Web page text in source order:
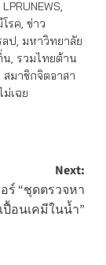
LPRUNEWS,
รค, ข่าว
ลป, มหาวิทยาลัย
น, รวมไทยต้าน
สมาชิกจิตอาสา
เฉย
Next:
ร์ “ชุดตรวจหา
ปื้อนเคมีในน้ำ”